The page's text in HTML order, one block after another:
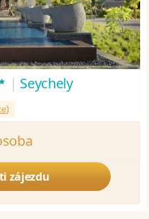
| Seychely
)
zájezdu
Vyčkejte prosím.